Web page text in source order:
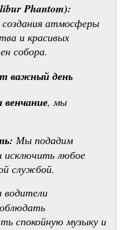
Phantom):
атмосферы
и красивых
собора.
важный день
венчание, мы
Мы подадим
любое
службой.
спокойную музыку и